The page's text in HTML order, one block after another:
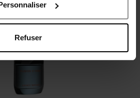
Refuser
aimerez peut-être